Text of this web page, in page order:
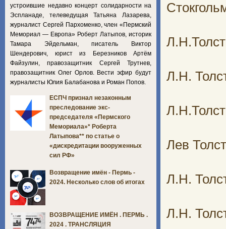
Л.Н.
Лев
Л.Н.
Л.Н.
устроившие недавно концерт солидарности на
Эспланаде, телеведущая Татьяна Лазарева,
журналист Сергей Пархоменко, член «Пермский
Мемориал — Европа» Роберт Латыпов, историк
Тамара Эйдельман, писатель Виктор
Шендерович, юрист из Березников Артём
Файзулин, правозащитник Сергей Трутнев,
правозащитник Олег Орлов. Вести эфир будут
журналисты Юлия Балабанова и Роман Попов.
ЕСПЧ признал незаконным
преследование экс-
председателя «Пермского
Мемориала»* Роберта
Латыпова** по статье о
«дискредитации вооруженных
сил РФ»
Возвращение имён - Пермь -
2024. Несколько слов об итогах
ВОЗВРАЩЕНИЕ ИМЁН . ПЕРМЬ .
2024 . ТРАНСЛЯЦИЯ